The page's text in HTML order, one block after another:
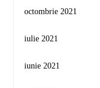
octombrie 2021
iulie 2021
iunie 2021